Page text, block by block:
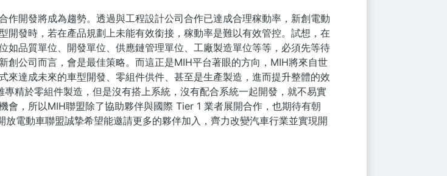
作開發將成為趨勢。透過與工程設計公司合作已達成合理稼動率，新創電動
發時，若在產品規劃上未能有效銜接，稼動率是難以有效管控。試想，在
如品質單位、開發單位、供應鏈管理單位、工廠製造單位等等，必須先等待
創公司而言，會是最佳策略。而這正是MIH平台著眼的方向，MIH將來自世
達成未來的車型開發、零組件供件、甚至是生產製造，進而提升整體的效
精於零組件製造，但是沒有搭上系統，沒有配合系統一起開發，就不易實
會，所以MIH聯盟除了協助夥伴與國際 Tier 1 業者展開合作，也期待有朝
電動車聯盟誠摯希望能邀請更多的夥伴加入，齊力改變汽車行業並實現開